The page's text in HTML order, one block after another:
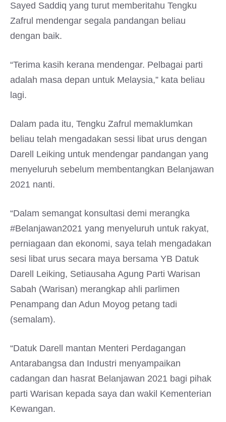
Sayed Saddiq yang turut memberitahu Tengku
Zafrul mendengar segala pandangan beliau
dengan baik.
“Terima kasih kerana mendengar. Pelbagai parti
adalah masa depan untuk Melaysia,” kata beliau
lagi.
Dalam pada itu, Tengku Zafrul memaklumkan
beliau telah mengadakan sessi libat urus dengan
Darell Leiking untuk mendengar pandangan yang
menyeluruh sebelum membentangkan Belanjawan
2021 nanti.
“Dalam semangat konsultasi demi merangka
#Belanjawan2021 yang menyeluruh untuk rakyat,
perniagaan dan ekonomi, saya telah mengadakan
sesi libat urus secara maya bersama YB Datuk
Darell Leiking, Setiausaha Agung Parti Warisan
Sabah (Warisan) merangkap ahli parlimen
Penampang dan Adun Moyog petang tadi
(semalam).
“Datuk Darell mantan Menteri Perdagangan
Antarabangsa dan Industri menyampaikan
cadangan dan hasrat Belanjawan 2021 bagi pihak
parti Warisan kepada saya dan wakil Kementerian
Kewangan.